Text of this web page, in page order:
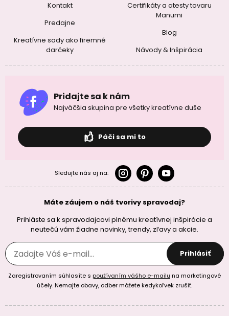
Kontakt
Predajne
Kreatívne sady ako firemné
darčeky
Certifikáty a atesty tovaru
Manumi
Blog
Návody & Inšpirácia
Pridajte sa k nám
Najväčšia skupina pre všetky kreatívne duše
Páči sa mi to
Sledujte nás aj na:
Máte záujem o náš tvorivy spravodaj?
Prihláste sa k spravodajcovi plnému kreatívnej inšpirácie a
neutečú vám žiadne novinky, trendy, zľavy a akcie.
Prihlásiť
Zaregistrovaním súhlasíte s používaním vášho e-mailu na marketingové
účely. Nemajte obavy, odber môžete kedykoľvek zrušiť.